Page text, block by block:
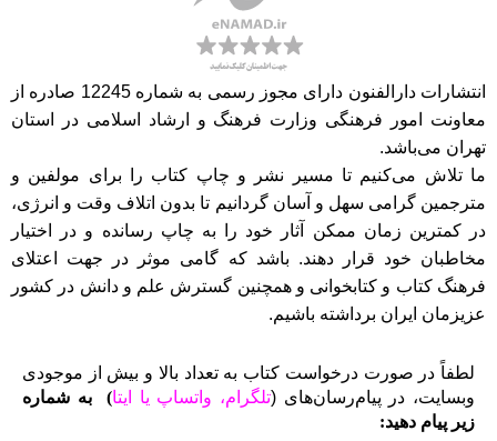
انتشارات دارالفنون دارای مجوز رسمی به شماره 12245 صادره از
معاونت امور فرهنگی وزارت فرهنگ و ارشاد اسلامی در استان
تهران می‌باشد.
ما تلاش می‌کنیم تا مسیر نشر و چاپ کتاب را برای مولفین و
مترجمین گرامی سهل و آسان گردانیم تا بدون اتلاف وقت و انرژی،
در کمترین زمان ممکن آثار خود را به چاپ رسانده و در اختیار
مخاطبان خود قرار دهند. باشد که گامی موثر در جهت اعتلای
فرهنگ کتاب و کتابخوانی و همچنین گسترش علم و دانش در کشور
عزیزمان ایران برداشته باشیم.
لطفاً در صورت درخواست کتاب به تعداد بالا و بیش از موجودی
وبسایت، در پیام‌رسان‌های (تلگرام، واتساپ یا ایتا)
به شماره
زیر پیام دهید: